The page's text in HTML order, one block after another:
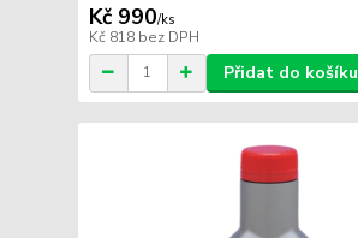
Kč 990/ks
Kč 818 bez DPH
Přidat do košíku